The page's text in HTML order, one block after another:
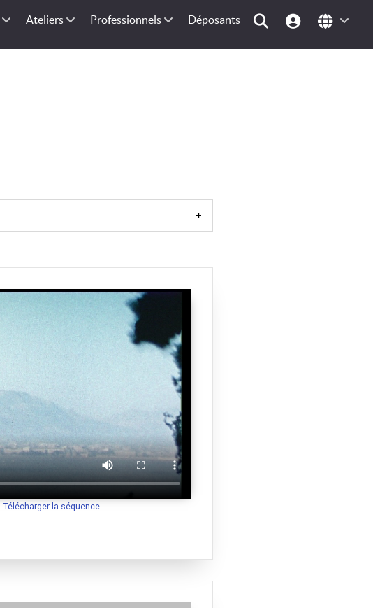
Ateliers Professionnels Déposants
Télécharger la séquence